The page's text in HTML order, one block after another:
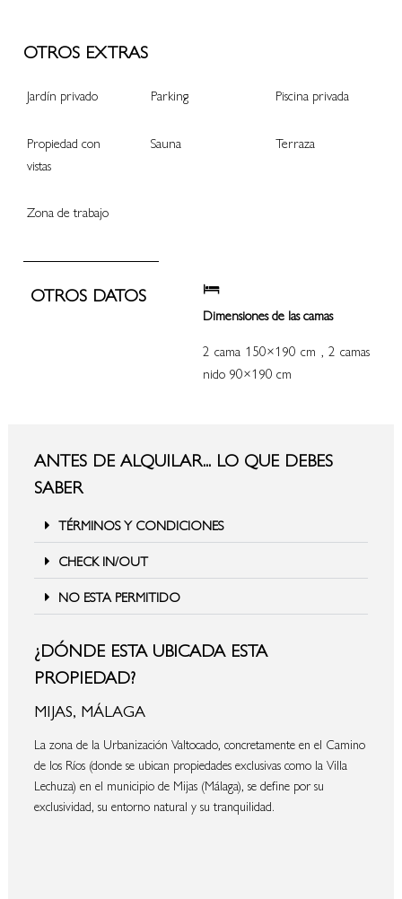
OTROS EXTRAS
Jardín privado Parking Piscina privada
Propiedad con
vistas
Sauna Terraza
Zona de trabajo
OTROS DATOS
Dimensiones de las camas
2 cama 150×190 cm , 2 camas
nido 90×190 cm
ANTES DE ALQUILAR... LO QUE DEBES
SABER
TÉRMINOS Y CONDICIONES
CHECK IN/OUT
NO ESTA PERMITIDO
¿DÓNDE ESTA UBICADA ESTA
PROPIEDAD?
MIJAS, MÁLAGA
La zona de la Urbanización Valtocado, concretamente en el Camino
de los Ríos (donde se ubican propiedades exclusivas como la Villa
Lechuza) en el municipio de Mijas (Málaga), se define por su
exclusividad, su entorno natural y su tranquilidad.